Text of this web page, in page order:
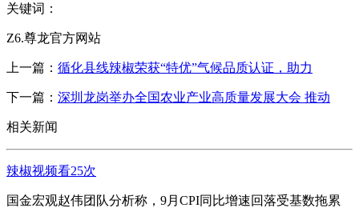
关键词：
Z6.尊龙官方网站
上一篇： 循化县线辣椒荣获“特优”气候品质认证，助力
下一篇： 深圳龙岗举办全国农业产业高质量发展大会 推动
相关新闻
辣椒视频看25次
国金宏观赵伟团队分析称，9月CPI同比增速回落受基数拖累